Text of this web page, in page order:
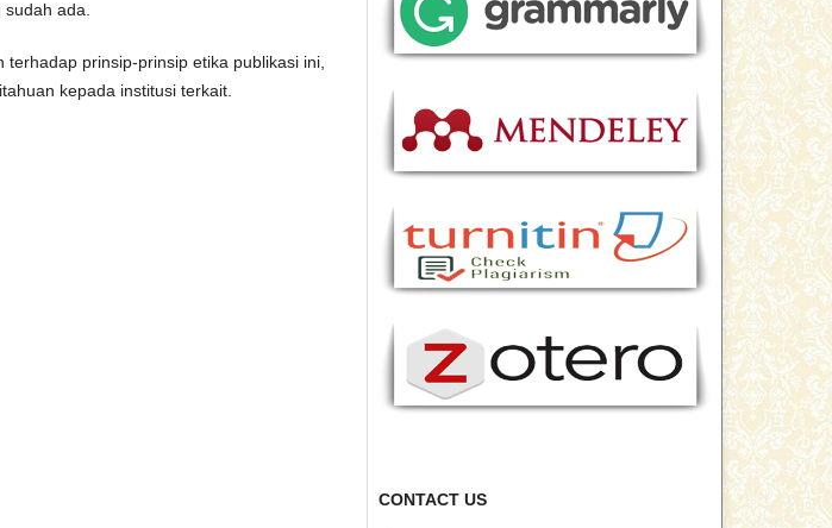
ada.
prinsip-prinsip etika publikasi ini,
kepada institusi terkait.
CONTACT US